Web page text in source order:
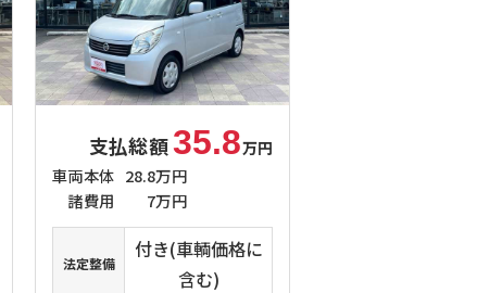
支払総額35.8万円
車両本体 28.8万円
諸費用
7万円
法定整備
付き(車輌価格に
含む)